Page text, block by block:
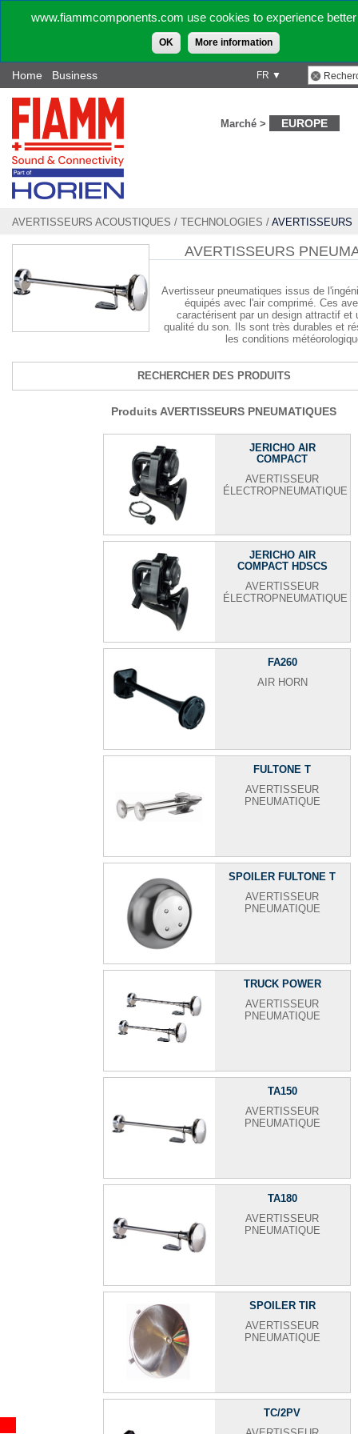
www.fiammcomponents.com use cookies to experience
OK More information
FR ▼
Home Business
Marché > EUROPE
AVERTISSEURS ACOUSTIQUES / TECHNOLOGIES / AVERTISSEURS
AVERTISSEURS
Avertisseur pneumatiques issus de
équipés avec l'air comprimé. Ces
caractérisent par un design attractif et
qualité du son. Ils sont très durables et
les conditions
RECHERCHER DES PRODUITS
Produits AVERTISSEURS PNEUMATIQUES
JERICHO AIR
COMPACT
AVERTISSEUR
ÉLECTROPNEUMATIQUE
JERICHO AIR
COMPACT HDSCS
AVERTISSEUR
ÉLECTROPNEUMATIQUE
FA260
AIR HORN
FULTONE T
AVERTISSEUR
PNEUMATIQUE
SPOILER FULTONE T
AVERTISSEUR
PNEUMATIQUE
TRUCK POWER
AVERTISSEUR
PNEUMATIQUE
TA150
AVERTISSEUR
PNEUMATIQUE
TA180
AVERTISSEUR
PNEUMATIQUE
SPOILER TIR
AVERTISSEUR
PNEUMATIQUE
TC/2PV